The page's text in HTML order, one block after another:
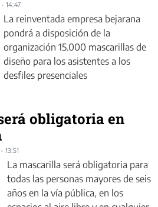
- 14:47
La reinventada empresa bejarana
pondrá a disposición de la
organización 15.000 mascarillas de
diseño para los asistentes a los
desfiles presenciales
obligatoria en
13:51
La mascarilla será obligatoria para
todas las personas mayores de seis
años en la vía pública, en los